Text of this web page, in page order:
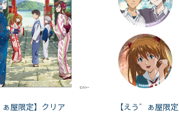
ぁ屋限定】クリア
【えう゛ぁ屋限